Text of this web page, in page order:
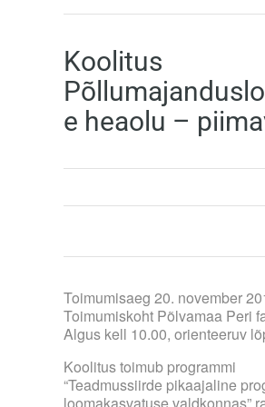
Koolitus
e heaolu –
Toimumisaeg 20. november
Toimumiskoht Põlvamaa Peri
Algus kell 10.00, orienteeruv
Koolitus toimub programmi
“Teadmussiirde pikaajaline
loomakasvatuse valdkonnas”